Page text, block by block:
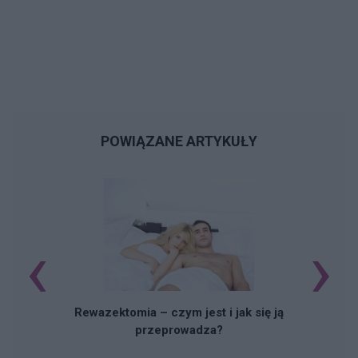
POWIĄZANE ARTYKUŁY
Rewazektomia – czym jest i jak się ją
przeprowadza?
‹ ›